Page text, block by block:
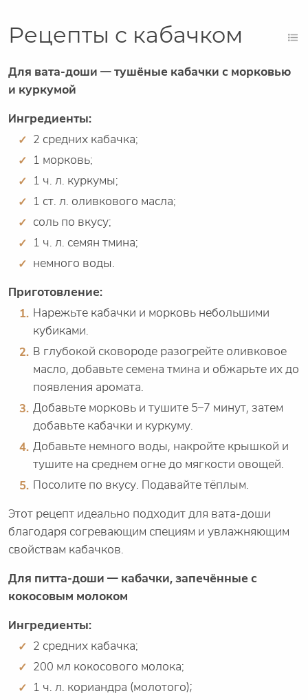
Рецепты с кабачком
Для вата-доши — тушёные кабачки с морковью
и куркумой
Ингредиенты:
2 средних кабачка;
1 морковь;
1 ч. л. куркумы;
1 ст. л. оливкового масла;
соль по вкусу;
1 ч. л. семян тмина;
немного воды.
Приготовление:
Нарежьте кабачки и морковь небольшими
кубиками.
В глубокой сковороде разогрейте оливковое
масло, добавьте семена тмина и обжарьте их до
появления аромата.
Добавьте морковь и тушите 5–7 минут, затем
добавьте кабачки и куркуму.
Добавьте немного воды, накройте крышкой и
тушите на среднем огне до мягкости овощей.
Посолите по вкусу. Подавайте тёплым.
Этот рецепт идеально подходит для вата-доши
благодаря согревающим специям и увлажняющим
свойствам кабачков.
Для питта-доши — кабачки, запечённые с
кокосовым молоком
Ингредиенты:
2 средних кабачка;
200 мл кокосового молока;
1 ч. л. кориандра (молотого);